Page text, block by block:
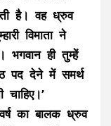
है। वह ध्रुव
विमाता ने
ही तुम्हें
पद देने में समर्थ
का बालक ध्रुव